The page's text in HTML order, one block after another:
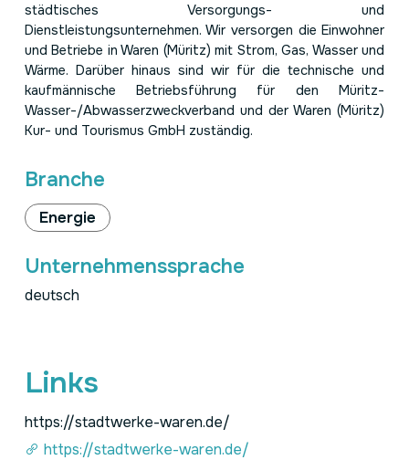
städtisches Versorgungs- und
Dienstleistungsunternehmen. Wir versorgen die Einwohner
und Betriebe in Waren (Müritz) mit Strom, Gas, Wasser und
Wärme. Darüber hinaus sind wir für die technische und
kaufmännische Betriebsführung für den Müritz-
Wasser-/Abwasserzweckverband und der Waren (Müritz)
Kur- und Tourismus GmbH zuständig.
Branche
Energie
Unternehmenssprache
deutsch
Links
https://stadtwerke-waren.de/
https://stadtwerke-waren.de/